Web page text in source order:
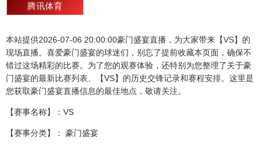
腾讯体育
本站提供2026-07-06 20:00:00豪门盛宴直播，为大家带来【VS】的
现场直播。喜爱豪门盛宴的球迷们，别忘了提前收藏本页面，确保不
错过这场精彩的比赛。为了您的观赛体验，还特别为您整理了关于豪
门盛宴的最新比赛列表、【VS】的历史交锋记录和赛程安排。这里是
您获取豪门盛宴直播信息的最佳地点，敬请关注。
【赛事名称】：VS
【赛事分类】： 豪门盛宴